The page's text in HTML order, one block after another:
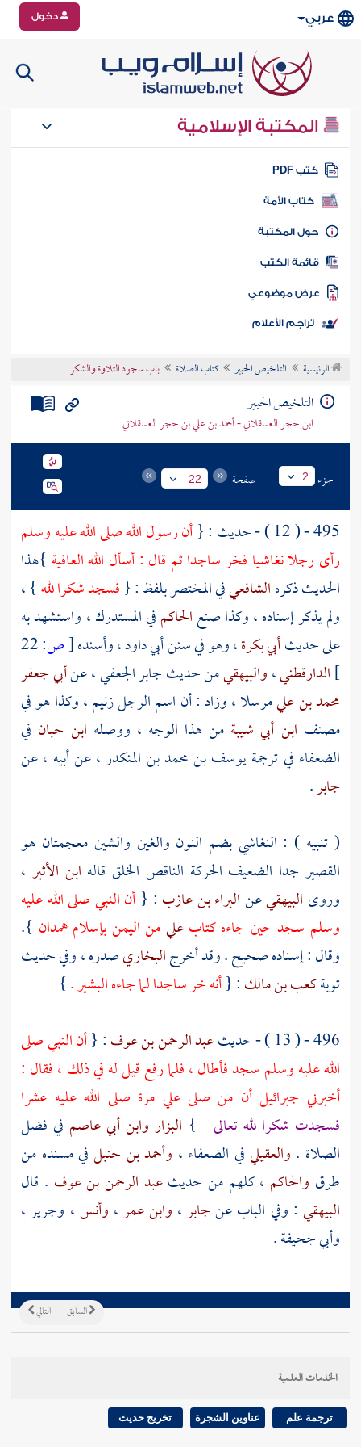
عربي دخول
المكتبة الإسلامية
كتب PDF
كتاب الأمة
المكتبة
الكتب
موضوعي
تراجم الأعلام
الرئيسية التلخيص الحبير كتاب الصلاة باب سجود التلاوة والشكر
التلخيص الحبير
ابن حجر العسقلاني - أحمد بن علي بن حجر العسقلاني
جزء 2 صفحة 22
495 - ( 12 ) - حديث : {
أن رسول الله صلى الله عليه وسلم
رأى رجلا نغاشيا فخر ساجدا ثم قال : أسأل الله العافية }هذا
الحديث ذكرهالشافعيفي المختصر بلفظ : {فسجد شكرا لله} ،
ولم يذكر إسناده ، وكذا صنعالحاكمفي المستدرك ، واستشهد به
على حديثأبي بكرة، وهو في سننأبي داود، وأسنده[ص:22
]الدارقطني،والبيهقيمن حديثجابر الجعفي، عنأبي جعفر
محمد بن عليمرسلا ، وزاد : أن اسم الرجلزنيم، وكذا هو في
مصنف ابن أبي شيبة من هذا الوجه ، ووصله ابن حبان في
الضعفاء في ترجمةيوسف بن محمد بن المنكدر، عن أبيه ، عن
جابر.
( تنبيه ) : النغاشي بضم النون والغين والشين معجمتان هو
القصير جدا الضعيف الحركة الناقص الخلق قاله ابن الأثير ،
وروى البيهقيعنالبراء بن عازب : { أن النبي صلى الله عليه
وسلم سجد حين جاءه كتابعليمناليمنبإسلامهمدان }.
وقال : إسناده صحيح . وقد أخرجالبخاريصدره ، وفي حديث
توبةكعب بن مالك: {أنه خر ساجدا لما جاءه البشير .}
496 - ( 13 ) - حديث
عبد الرحمن بن عوف: {أن النبي صلى
الله عليه وسلم سجد فأطال ، فلما رفع قيل له في ذلك ، فقال :
أخبرني جبرائيلأن من صلى علي مرة صلى الله عليه عشرا
فسجدت شكرا لله تعالى } البزار وابن أبي عاصم في فضل
الصلاة . والعقيليفي الضعفاء ، وأحمد بن حنبلفي مسنده من
طرق والحاكم ، كلهم من حديثعبد الرحمن بن عوف . قال
البيهقي : وفي الباب عنجابر، وابن عمر، وأنس، وجرير،
وأبي جحيفة.
التالي السابق
الخدمات العلمية
ترجمة علم عناوين الشجرة تخريج حديث